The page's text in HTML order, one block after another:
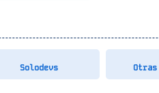
Solodevs Otras